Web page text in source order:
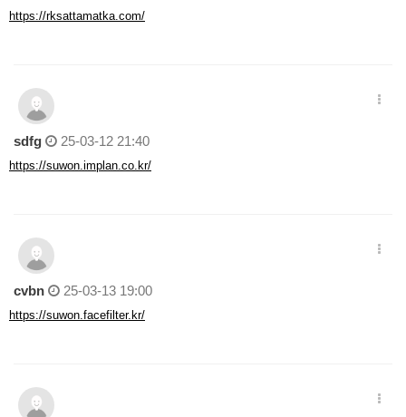
https://rksattamatka.com/
sdfg 25-03-12 21:40
https://suwon.implan.co.kr/
cvbn 25-03-13 19:00
https://suwon.facefilter.kr/